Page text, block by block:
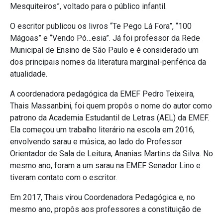
Mesquiteiros”, voltado para o público infantil.
O escritor publicou os livros “Te Pego Lá Fora”, “100
Mágoas” e “Vendo Pó…esia”. Já foi professor da Rede
Municipal de Ensino de São Paulo e é considerado um
dos principais nomes da literatura marginal-periférica da
atualidade.
A coordenadora pedagógica da EMEF Pedro Teixeira,
Thais Massanbini, foi quem propôs o nome do autor como
patrono da Academia Estudantil de Letras (AEL) da EMEF.
Ela começou um trabalho literário na escola em 2016,
envolvendo sarau e música, ao lado do Professor
Orientador de Sala de Leitura, Ananias Martins da Silva. No
mesmo ano, foram a um sarau na EMEF Senador Lino e
tiveram contato com o escritor.
Em 2017, Thais virou Coordenadora Pedagógica e, no
mesmo ano, propôs aos professores a constituição de